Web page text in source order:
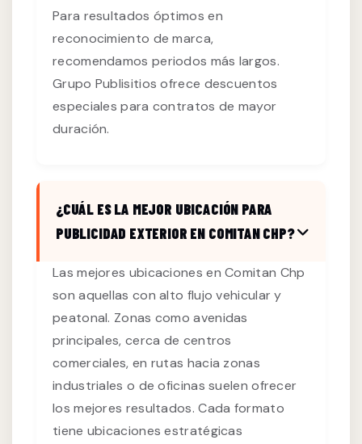
Para resultados óptimos en
reconocimiento de marca,
recomendamos periodos más largos.
Grupo Publisitios ofrece descuentos
especiales para contratos de mayor
duración.
¿CUÁL ES LA MEJOR UBICACIÓN PARA
PUBLICIDAD EXTERIOR EN COMITAN CHP?
Las mejores ubicaciones en Comitan Chp
son aquellas con alto flujo vehicular y
peatonal. Zonas como avenidas
principales, cerca de centros
comerciales, en rutas hacia zonas
industriales o de oficinas suelen ofrecer
los mejores resultados. Cada formato
tiene ubicaciones estratégicas